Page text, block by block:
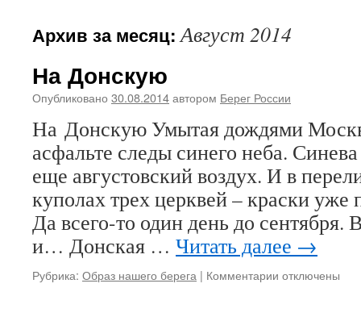
Архив за месяц:Август 2014
На Донскую
Опубликовано 30.08.2014автором Берег России
На Донскую Умытая дождями
асфальте следы синего неба.
еще августовский воздух. И в
куполах трех церквей – краски уже
Да всего-то один день до сентября.
и… Донская … Читать далее →
Рубрика: Образ нашего берега | Комментарии котключены